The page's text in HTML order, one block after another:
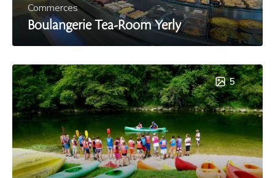
Commerces
Boulangerie Tea-Room Yerly
5